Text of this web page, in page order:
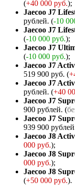
(+40 000 руб.);
Jaecoo J7
рублей. (-10
Jaecoo J7
(-10 000 руб.);
Jaecoo J7
(-10 000 руб.);
Jaecoo J7
519 900 руб. (
Jaecoo J7
рублей. (+40
Jaecoo J7
900 рублей. (
Jaecoo J7
939 900
Jaecoo J8
000 руб.);
Jaecoo J8
000 руб.);
Jaecoo J8
(+50 000 руб.).